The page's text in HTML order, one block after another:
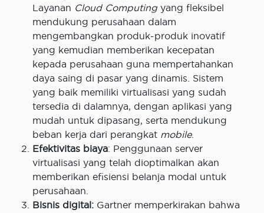
Layanan Cloud Computingyang fleksibel
mendukung perusahaan dalam
mengembangkan produk-produk inovatif
yang kemudian memberikan kecepatan
kepada perusahaan guna mempertahankan
daya saing di pasar yang dinamis. Sistem
yang baik memiliki virtualisasi yang sudah
tersedia di dalamnya, dengan aplikasi yang
mudah untuk dipasang, serta mendukung
beban kerja dari perangkat mobile.
Efektivitas biaya: Penggunaan server
virtualisasi yang telah dioptimalkan akan
memberikan efisiensi belanja modal untuk
perusahaan.
Bisnis digital: Gartner memperkirakan bahwa